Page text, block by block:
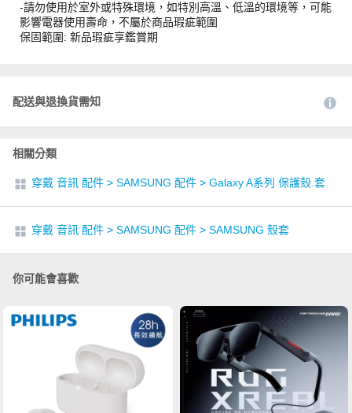
-請勿使用於室外或特殊環境，如特別高溫、低溫的環境等，可能
影響電器使用壽命，不屬於商品瑕疵範圍
保固範圍: 新品瑕疵享鑑賞期
配送與退換貨需知
相關分類
穿戴 音訊 配件 > SAMSUNG 配件 > Galaxy A系列 保護殼.套
穿戴 音訊 配件 > SAMSUNG 配件 > SAMSUNG 殼套
你可能會喜歡